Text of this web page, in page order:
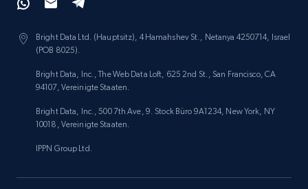
URL, Product id, Listing inventory id, Title, Rating,
Reviews count shop, Reviews count item, Initial
price, and more.
1.9K+ 323+ Jetzt anfangen
Amazon products search
Bright Data Ltd. (Hauptsitz), 4 Hamahshev St., Netanya 4250714, Israel
(POB 8025).
Bright Data, Inc., The Web Data Loft, 625 2nd St., San Francisco, CA
94107, Vereinigte Staaten.
Bright Data, Inc., 500 7th Ave, 9. Stock Büro 9A1234, New York, NY
10018, Vereinigte Staaten.
IPPN Group Ltd.